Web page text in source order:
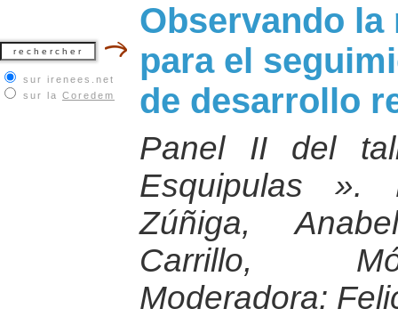
sur irenees.net
sur la Coredem
Observando
para el
de desarrollo
Panel II del
Esquipulas ».
Zúñiga,
Carrillo,
Moderadora: